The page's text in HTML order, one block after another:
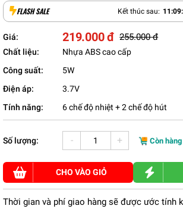
FLASH SALE Kết thúc sau: 11:09:
Giá: 219.000 đ 255.000 đ
Chất liệu:
Nhựa ABS cao cấp
Công suất:
5W
Điện áp:
3.7V
Tính năng:
6 chế độ nhiệt + 2 chế độ hút
Số lượng: - + Còn hàng
CHO VÀO GIỎ
Thời gian và phí giao hàng sẽ được ước tính